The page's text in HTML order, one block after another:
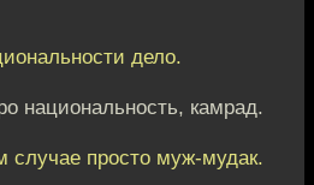
дело.
национальность, камрад.
случае просто муж-мудак.